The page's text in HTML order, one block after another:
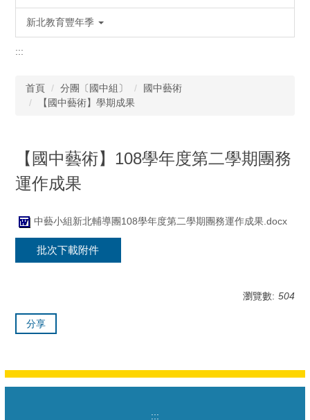
新北教育豐年季
:::
首頁 分團〔國中組〕
國中藝術
【國中藝術】學期成果
【國中藝術】108學年度第二學期團務
運作成果
中藝小組新北輔導團108學年度第二學期團務運作成果.docx
批次下載附件
瀏覽數: 504
分享
:::